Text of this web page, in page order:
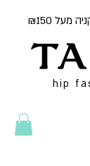
מעל ₪150
hip